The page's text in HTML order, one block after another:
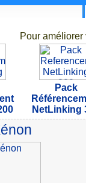
Pour améliorer
Pack
NetLinking